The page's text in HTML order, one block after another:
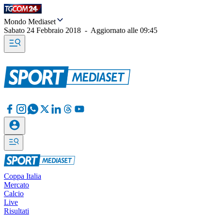
Mondo Mediaset
Sabato 24 Febbraio 2018 - Aggiornato alle 09:45
Coppa Italia
Mercato
Calcio
Live
Risultati